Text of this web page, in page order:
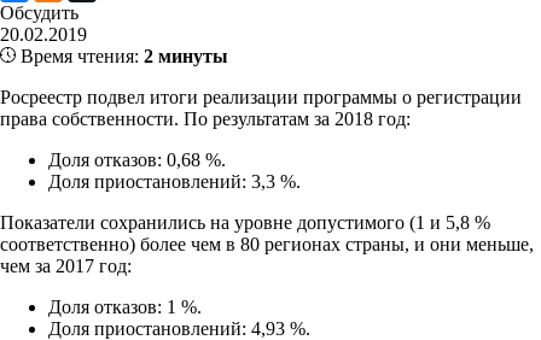
Обсудить
20.02.2019
Время чтения: 2 минуты
Росреестр подвел итоги реализации программы о регистрации
права собственности. По результатам за 2018 год:
Доля отказов: 0,68 %.
Доля приостановлений: 3,3 %.
Показатели сохранились на уровне допустимого (1 и 5,8 %
соответственно) более чем в 80 регионах страны, и они меньше,
чем за 2017 год:
Доля отказов: 1 %.
Доля приостановлений: 4,93 %.